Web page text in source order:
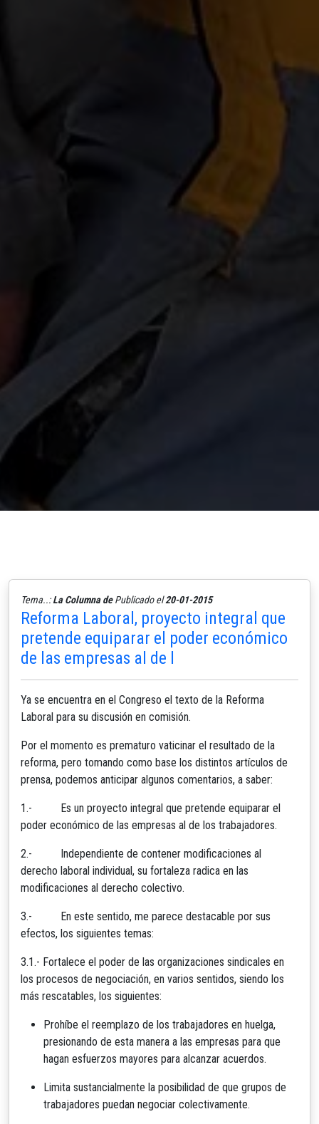
Tema..:La Columna dePublicado el20-01-2015
Reforma Laboral, proyecto integral que
pretende equiparar el poder económico
de las empresas al de l
Ya se encuentra en el Congreso el texto de la Reforma
Laboral para su discusión en comisión.
Por el momento es prematuro vaticinar el resultado de la
reforma, pero tomando como base los distintos artículos de
prensa, podemos anticipar algunos comentarios, a saber:
1.- Es un proyecto integral que pretende equiparar el
poder económico de las empresas al de los trabajadores.
2.- Independiente de contener modificaciones al
derecho laboral individual, su fortaleza radica en las
modificaciones al derecho colectivo.
3.- En este sentido, me parece destacable por sus
efectos, los siguientes temas:
3.1.- Fortalece el poder de las organizaciones sindicales en
los procesos de negociación, en varios sentidos, siendo los
más rescatables, los siguientes:
Prohíbe el reemplazo de los trabajadores en huelga,
presionando de esta manera a las empresas para que
hagan esfuerzos mayores para alcanzar acuerdos.
Limita sustancialmente la posibilidad de que grupos de
trabajadores puedan negociar colectivamente.